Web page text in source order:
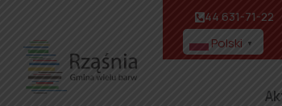
44 631-71-22
Polski ▼